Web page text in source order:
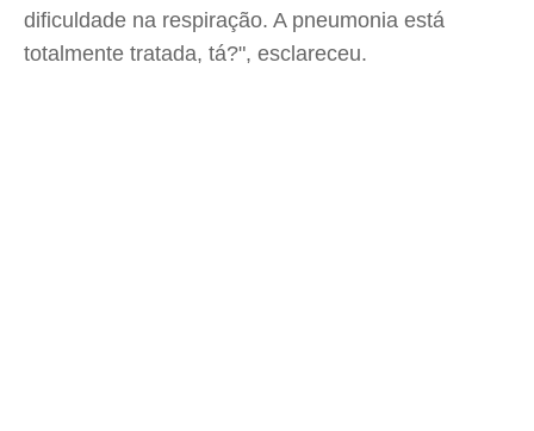
dificuldade na respiração. A pneumonia está
totalmente tratada, tá?", esclareceu.